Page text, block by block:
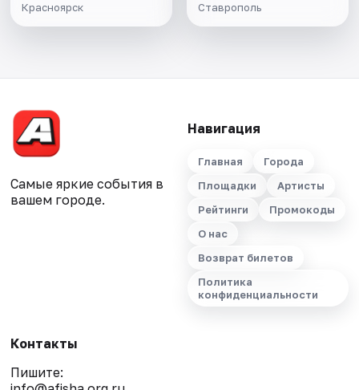
Красноярск Ставрополь
Самые яркие события в
вашем городе.
Навигация
Главная
Города
Площадки
Артисты
Рейтинги
Промокоды
О нас
Возврат билетов
Политика
конфиденциальности
Контакты
Пишите: